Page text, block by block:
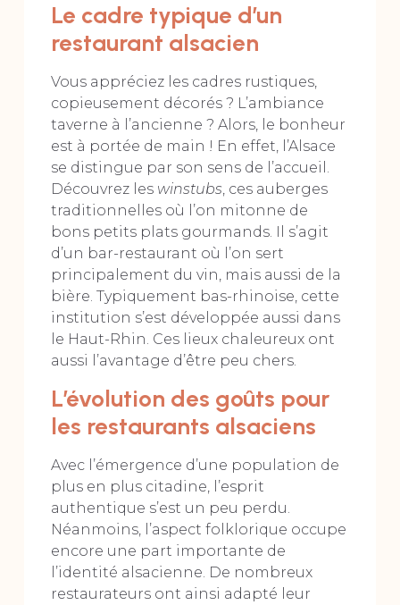
Le cadre typique d’un
restaurant alsacien
Vous appréciez les cadres rustiques,
copieusement décorés ? L’ambiance
taverne à l’ancienne ? Alors, le bonheur
est à portée de main ! En effet, l’Alsace
se distingue par son sens de l’accueil.
Découvrez les winstubs, ces auberges
traditionnelles où l’on mitonne de
bons petits plats gourmands. Il s’agit
d’un bar-restaurant où l’on sert
principalement du vin, mais aussi de la
bière. Typiquement bas-rhinoise, cette
institution s’est développée aussi dans
le Haut-Rhin. Ces lieux chaleureux ont
aussi l’avantage d’être peu chers.
L’évolution des goûts pour
les restaurants alsaciens
Avec l’émergence d’une population de
plus en plus citadine, l’esprit
authentique s’est un peu perdu.
Néanmoins, l’aspect folklorique occupe
encore une part importante de
l’identité alsacienne. De nombreux
restaurateurs ont ainsi adapté leur